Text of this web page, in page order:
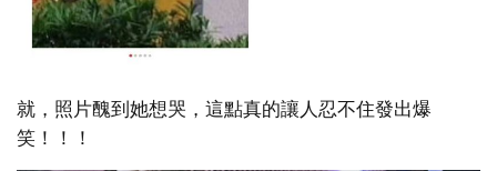
就，照片醜到她想哭，這點真的讓人忍不住發出爆
笑！！！